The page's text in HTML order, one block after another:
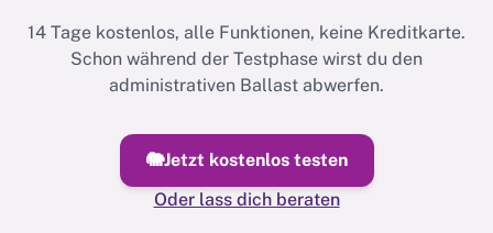
14 Tage kostenlos, alle Funktionen, keine Kreditkarte.
Schon während der Testphase wirst du den
administrativen Ballast abwerfen.
🐘Jetzt kostenlos testen
Oder lass dich beraten